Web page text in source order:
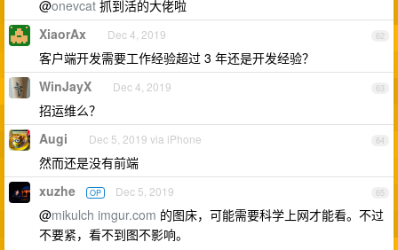
@onevcat 抓到活的大佬啦
62
XiaorAx Dec 4, 2019
客户端开发需要工作经验超过 3 年还是开发经验？
63
WinJayX Dec 4, 2019
招运维么？
64
Augi Dec 5, 2019 via iPhone
然而还是没有前端
65
xuzhe OP Dec 5, 2019
@mikulch imgur.com 的图床，可能需要科学上网才能看。不过
不要紧，看不到图不影响。